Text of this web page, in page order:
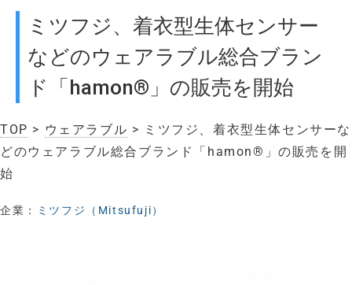
ミツフジ、着衣型生体センサー
などのウェアラブル総合ブラン
ド「hamon®」の販売を開始
TOP > ウェアラブル > ミツフジ、着衣型生体センサーな
どのウェアラブル総合ブランド「hamon®」の販売を開
始
企業： ミツフジ（Mitsufuji）